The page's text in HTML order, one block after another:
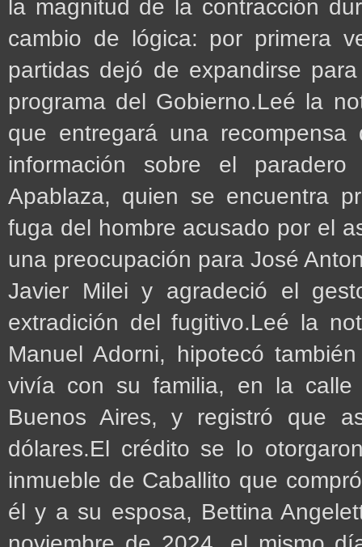
la magnitud de la contracción
cambio de lógica: por primera
partidas dejó de expandirse
programa del Gobierno.Leé la
que entregará una
información sobre el
Apablaza, quien se encuentra
fuga del hombre acusado por el
una preocupación para José
Javier Milei y agradeció el
extradición del fugitivo.Leé la
Manuel Adorni, hipotecó
vivía con su familia, en la
Buenos Aires, y registró que
dólares.El crédito se lo
inmueble de Caballito que
él y a su esposa, Bettina